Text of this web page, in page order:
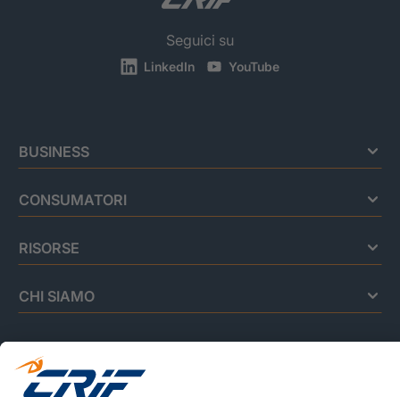
Seguici su
LinkedIn YouTube
BUSINESS
CONSUMATORI
RISORSE
CHI SIAMO
Cookie Policy
Informativa Dati Personali